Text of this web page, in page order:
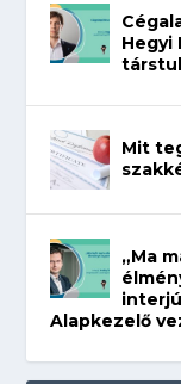
Hegyi
Mit
„Ma
Alapkezelő